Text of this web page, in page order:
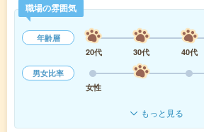
職場の雰囲気
年齢層
20代
30代 40代
男女比率
女性
もっと見る